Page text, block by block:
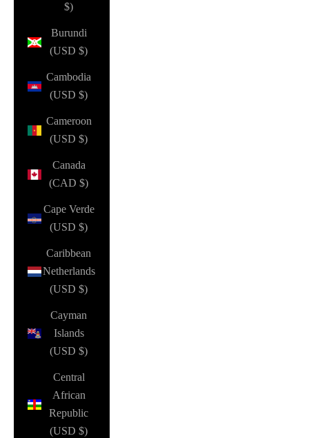
$)
Burundi
(USD $)
Cambodia
(USD $)
Cameroon
(USD $)
Canada
(CAD $)
Cape Verde
(USD $)
Caribbean
Netherlands
(USD $)
Cayman
Islands
(USD $)
Central
African
Republic
(USD $)